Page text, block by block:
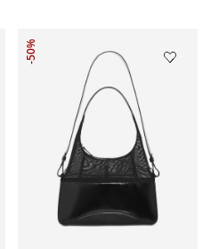
-50%